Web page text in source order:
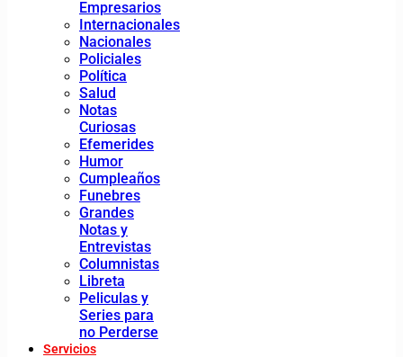
Empresarios
Internacionales
Nacionales
Policiales
Política
Salud
Notas
Curiosas
Efemerides
Humor
Cumpleaños
Funebres
Grandes
Notas y
Entrevistas
Columnistas
Libreta
Peliculas y
Series para
no Perderse
Servicios